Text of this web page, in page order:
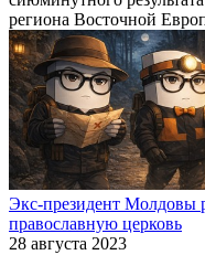
региона Восточной
Экс-президент Молдовы
православную церковь
28 августа 2023